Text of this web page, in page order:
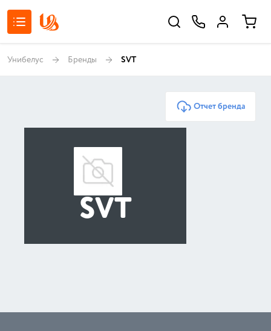
Унибелус Бренды SVT
Отчет бренда
SVT